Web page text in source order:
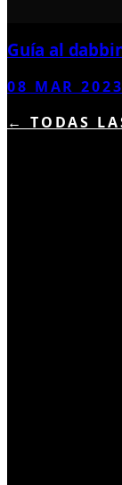
Guía al
08 MAR 2023
← TODAS